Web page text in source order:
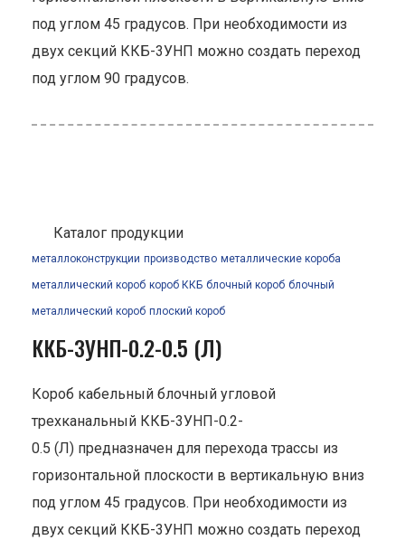
под углом 45 градусов. При необходимости из
двух секций ККБ-3УНП можно создать переход
под углом 90 градусов.
Каталог продукции
металлоконструкции производство металлические короба
металлический короб короб ККБ блочный короб блочный
металлический короб плоский короб
ККБ-3УНП-0.2-0.5 (Л)
Короб кабельный блочный угловой
трехканальный ККБ-3УНП-0.2-
0.5 (Л) предназначен для перехода трассы из
горизонтальной плоскости в вертикальную вниз
под углом 45 градусов. При необходимости из
двух секций ККБ-3УНП можно создать переход